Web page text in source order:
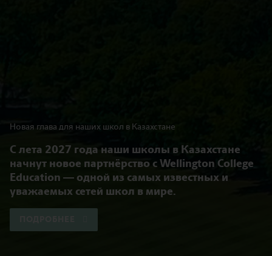
Новая глава для наших школ в Казахстане
С лета 2027 года наши школы в Казахстане
начнут новое партнёрство с Wellington College
Education — одной из самых известных и
уважаемых сетей школ в мире.